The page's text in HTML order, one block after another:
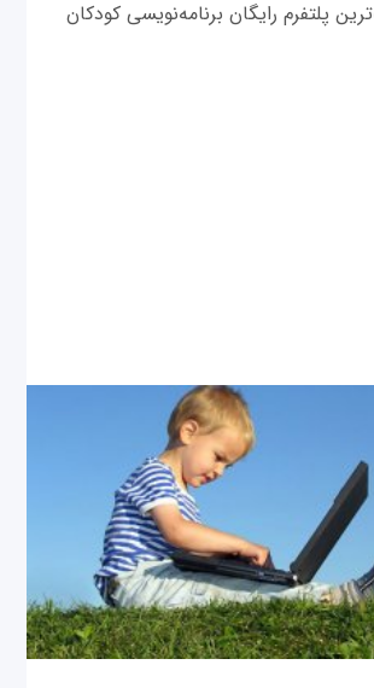
پلتفرم رایگان برنامه‌نویسی کودکان